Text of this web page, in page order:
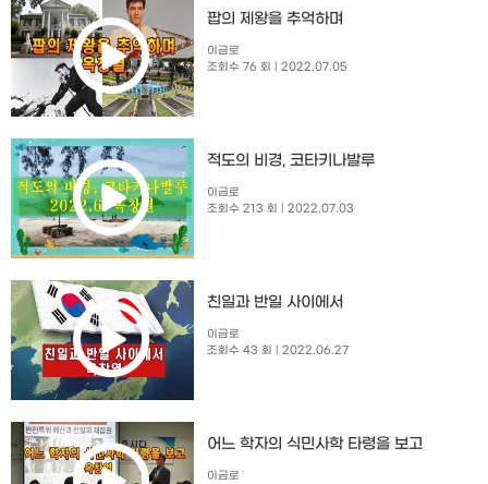
팝의 제왕을 추억하며
이금로
조회수 76 회
| 2022.07.05
적도의 비경, 코타키나발루
이금로
조회수 213 회
| 2022.07.03
친일과 반일 사이에서
이금로
조회수 43 회
| 2022.06.27
어느 학자의 식민사학 타령을 보고
이금로